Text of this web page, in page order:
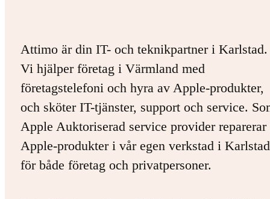
Attimo är din IT- och teknikpartner i Karlstad.
Vi hjälper företag i Värmland med
företagstelefoni och hyra av Apple-produkter,
och sköter IT-tjänster, support och service.
Apple Auktoriserad service provider
Apple-produkter i vår egen verkstad i
för både företag och privatpersoner.